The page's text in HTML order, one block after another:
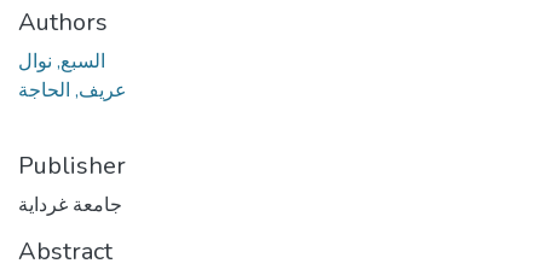
Authors
السبع, نوال
عريف, الحاجة
Publisher
جامعة غرداية
Abstract